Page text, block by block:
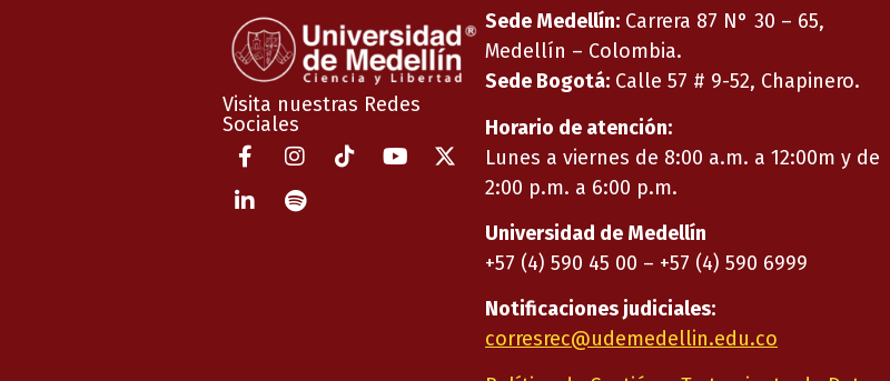
Visita nuestras Redes
Sociales
Sede Medellín: Carrera 87 N° 30 – 65,
Medellín – Colombia.
Sede Bogotá: Calle 57 # 9-52, Chapinero.
Horario de atención:
Lunes a viernes de 8:00 a.m. a 12:00m y de
2:00 p.m. a 6:00 p.m.
Universidad de Medellín
+57 (4) 590 45 00 – +57 (4) 590 6999
Notificaciones judiciales:
corresrec@udemedellin.edu.co